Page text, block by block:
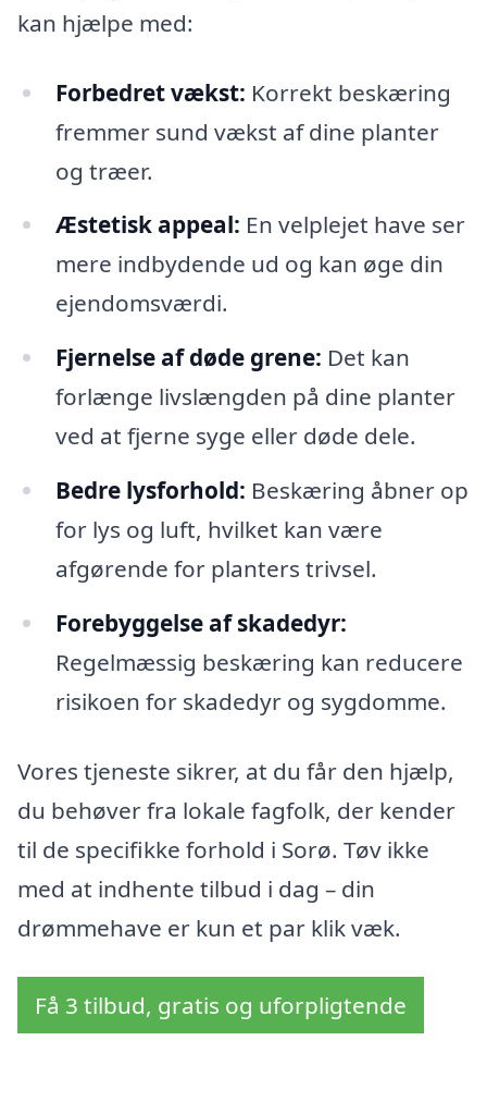
kan hjælpe med:
Forbedret vækst: Korrekt beskæring
fremmer sund vækst af dine planter
og træer.
Æstetisk appeal: En velplejet have ser
mere indbydende ud og kan øge din
ejendomsværdi.
Fjernelse af døde grene: Det kan
forlænge livslængden på dine planter
ved at fjerne syge eller døde dele.
Bedre lysforhold: Beskæring åbner op
for lys og luft, hvilket kan være
afgørende for planters trivsel.
Forebyggelse af skadedyr:
Regelmæssig beskæring kan reducere
risikoen for skadedyr og sygdomme.
Vores tjeneste sikrer, at du får den hjælp,
du behøver fra lokale fagfolk, der kender
til de specifikke forhold i Sorø. Tøv ikke
med at indhente tilbud i dag – din
drømmehave er kun et par klik væk.
Få 3 tilbud, gratis og uforpligtende